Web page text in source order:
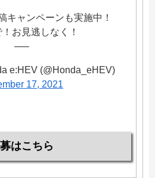
キャンペーンも実施中！
お見逃しなく！
—–
e:HEV (@Honda_eHEV)
17, 2021
はこちら